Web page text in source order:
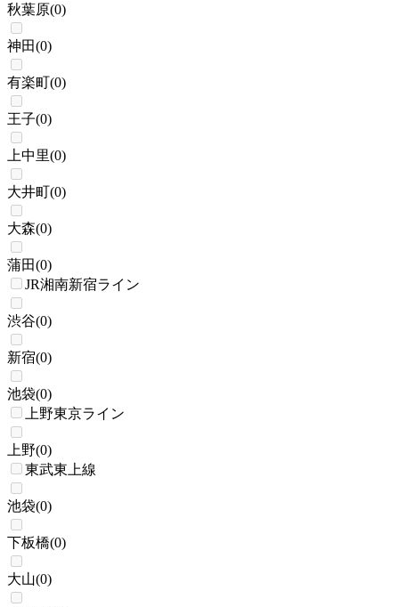
秋葉原(0)
神田(0)
有楽町(0)
王子(0)
上中里(0)
大井町(0)
大森(0)
蒲田(0)
JR湘南新宿ライン
渋谷(0)
新宿(0)
池袋(0)
上野東京ライン
上野(0)
東武東上線
池袋(0)
下板橋(0)
大山(0)